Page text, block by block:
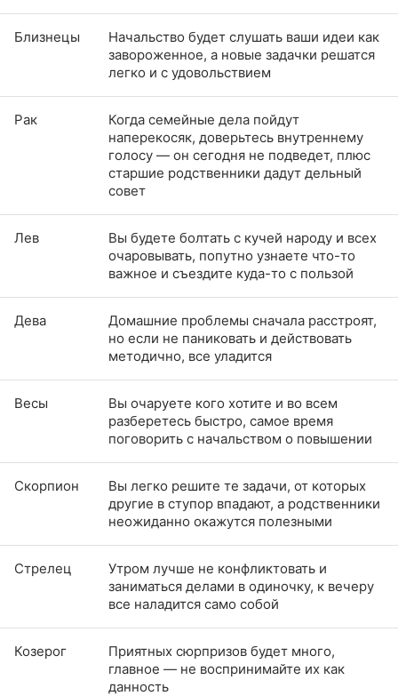
Близнецы
Начальство будет слушать ваши идеи как
завороженное, а новые задачки решатся
легко и с удовольствием
Рак
Когда семейные дела пойдут
наперекосяк, доверьтесь внутреннему
голосу — он сегодня не подведет, плюс
старшие родственники дадут дельный
совет
Лев
Вы будете болтать с кучей народу и всех
очаровывать, попутно узнаете что-то
важное и съездите куда-то с пользой
Дева
Домашние проблемы сначала расстроят,
но если не паниковать и действовать
методично, все уладится
Весы
Вы очаруете кого хотите и во всем
разберетесь быстро, самое время
поговорить с начальством о повышении
Скорпион
Вы легко решите те задачи, от которых
другие в ступор впадают, а родственники
неожиданно окажутся полезными
Стрелец
Утром лучше не конфликтовать и
заниматься делами в одиночку, к вечеру
все наладится само собой
Козерог
Приятных сюрпризов будет много,
главное — не воспринимайте их как
данность